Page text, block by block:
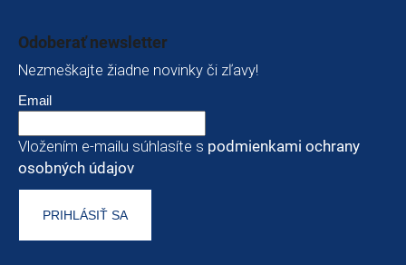
Odoberať newsletter
Nezmeškajte žiadne novinky či zľavy!
Email
Vložením e-mailu súhlasíte s podmienkami ochrany
osobných údajov
PRIHLÁSIŤ SA